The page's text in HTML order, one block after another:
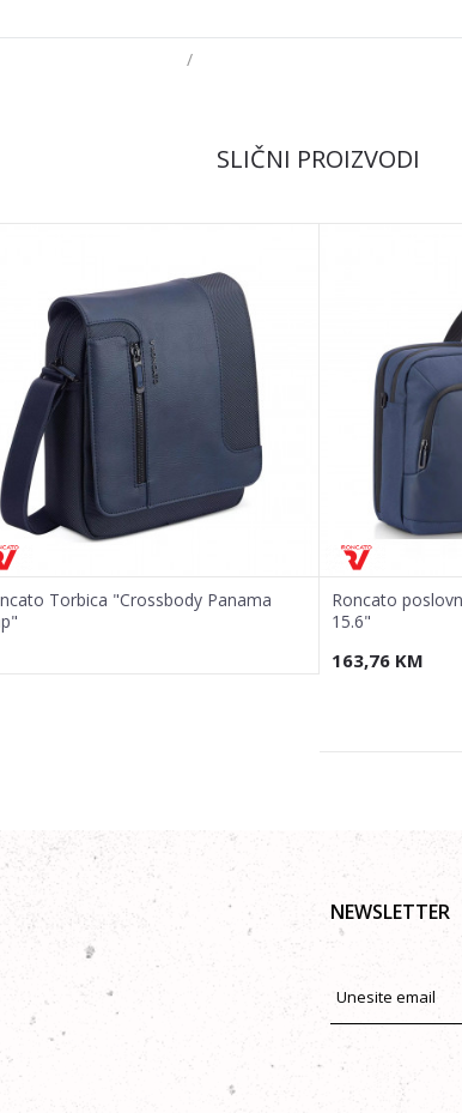
/
SLIČNI PROIZVODI
Torbica "Crossbody Panama
Roncato
15.6"
163,76 KM
NEWSLETTER